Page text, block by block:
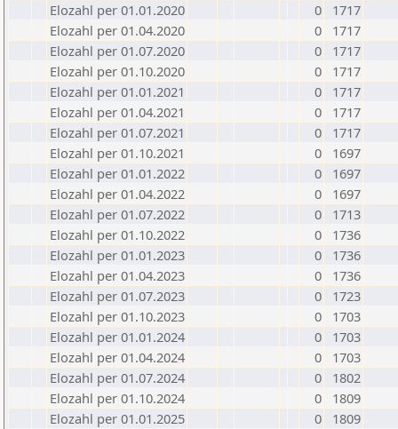
Elozahl per 01.01.2020
0
1717
Elozahl per 01.04.2020
0
1717
Elozahl per 01.07.2020
0
1717
Elozahl per 01.10.2020
0
1717
Elozahl per 01.01.2021
0
1717
Elozahl per 01.04.2021
0
1717
Elozahl per 01.07.2021
0
1717
Elozahl per 01.10.2021
0
1697
Elozahl per 01.01.2022
0
1697
Elozahl per 01.04.2022
0
1697
Elozahl per 01.07.2022
0
1713
Elozahl per 01.10.2022
0
1736
Elozahl per 01.01.2023
0
1736
Elozahl per 01.04.2023
0
1736
Elozahl per 01.07.2023
0
1723
Elozahl per 01.10.2023
0
1703
Elozahl per 01.01.2024
0
1703
Elozahl per 01.04.2024
0
1703
Elozahl per 01.07.2024
0
1802
Elozahl per 01.10.2024
0
1809
Elozahl per 01.01.2025
0
1809